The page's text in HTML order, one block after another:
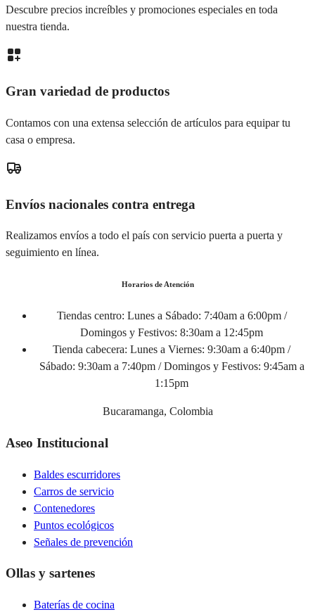
Descubre precios increíbles y promociones especiales en toda
nuestra tienda.
Gran variedad de productos
Contamos con una extensa selección de artículos para equipar tu
casa o empresa.
Envíos nacionales contra entrega
Realizamos envíos a todo el país con servicio puerta a puerta y
seguimiento en línea.
Horarios de Atención
Tiendas centro: Lunes a Sábado: 7:40am a 6:00pm /
Domingos y Festivos: 8:30am a 12:45pm
Tienda cabecera: Lunes a Viernes: 9:30am a 6:40pm /
Sábado: 9:30am a 7:40pm / Domingos y Festivos: 9:45am a
1:15pm
Bucaramanga, Colombia
Aseo Institucional
Baldes escurridores
Carros de servicio
Contenedores
Puntos ecológicos
Señales de prevención
Ollas y sartenes
Baterías de cocina